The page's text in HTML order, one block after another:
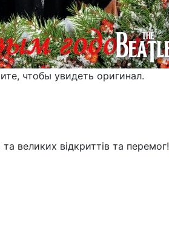
чтобы увидеть оригинал.
великих відкриттів та перемог!